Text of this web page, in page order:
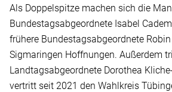
Als Doppelspitze machen sich die
Bundestagsabgeordnete Isabel
frühere Bundestagsabgeordnete
Sigmaringen Hoffnungen. Außerdem
Landtagsabgeordnete Dorothea
vertritt seit 2021 den Wahlkreis